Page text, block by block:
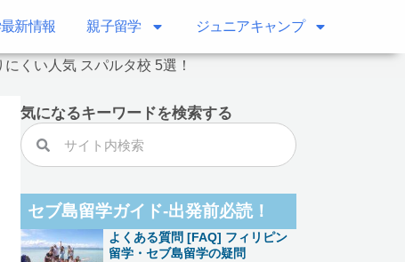
新情報 親子留学​ ジュニアキャンプ
くい人気 スパルタ校 5選！
気になるキーワードを検索する
検
索
索
セブ島留学ガイド-出発前必読！
よくある質問 [FAQ] フィリピン
留学・セブ島留学の疑問